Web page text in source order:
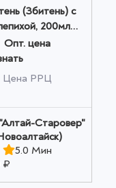
(Збитень) с
200мл
оптом
Опт. цена
Цена РРЦ
Старовер"
5.0 Мин
₽